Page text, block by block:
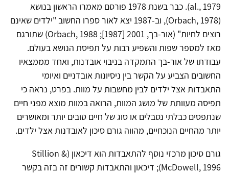
al., 1979). כבר בשנת 1978 פורסם מאמרו הראשון בנושא
(Orbach, 1978), וב-1987 יצא לאור ספרו החשוב "ילדים שאינם
רוצים לחיות" (אור-בך, 2001 [1987]; Orbach, 1988) שתורגם
מאז למספר שפות והשפיע רבות על תפיסת הנושא בעולם.
עבודתו של אור-בך התמקדה בניבוי אובדנות, ואחד מממצאיו
החשובים הצביע על הקשר בין ניסיונות אובדניים ואיומי
התאבדות אצל ילדים לבין מחשבות על מוות. בפרט, נראה כי
תפיסה מעוותת של מושג המוות, הרואה במוות מוצא מפני חיים
שנתפסים כבלתי נסבלים או סוג של חיים טובים יותר ומאושרים
יותר מהחיים הנוכחיים, מהווה גורם סיכון לאובדנות אצל ילדים.
גורם סיכון מרכזי נוסף להתאבדות הוא דיכאון (Stillion &
McDowell, 1996); דיכאון והתאבדות קשורים זה בזה בקשר